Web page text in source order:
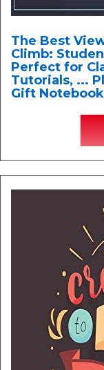
The Best
Climb:
Perfect for
Tutorials, ...
Gift